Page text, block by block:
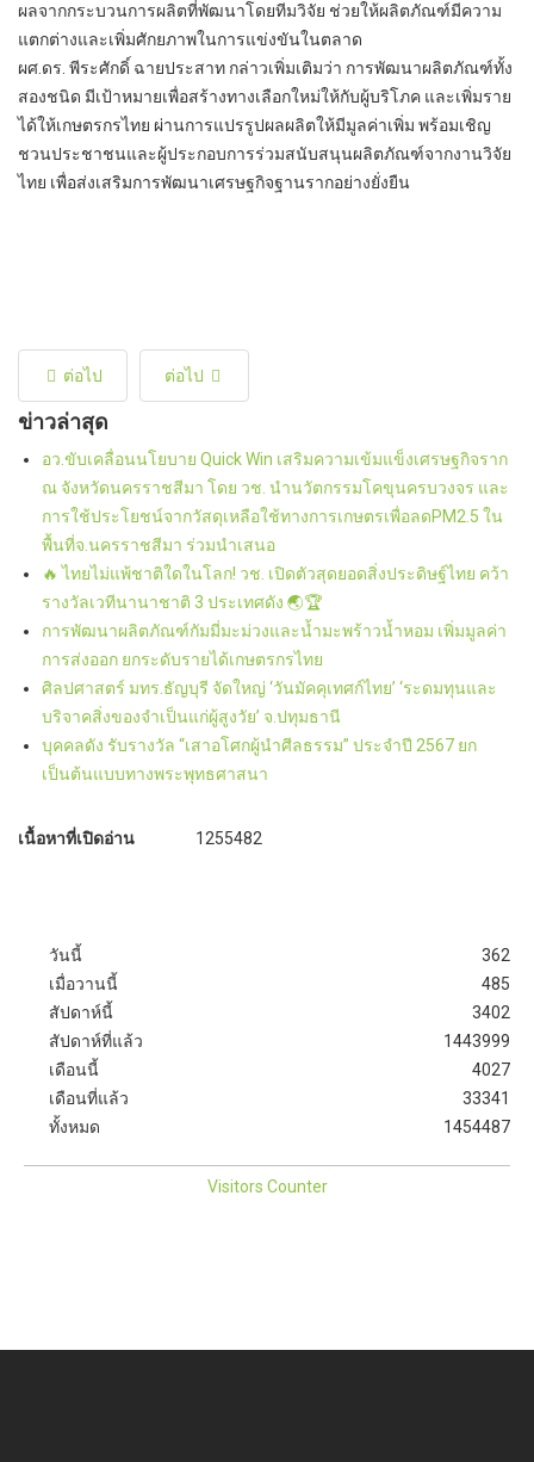
ผลจากกระบวนการผลิตที่พัฒนาโดยทีมวิจัย ช่วยให้ผลิตภัณฑ์มีความ
แตกต่างและเพิ่มศักยภาพในการแข่งขันในตลาด
ผศ.ดร. พีระศักดิ์ ฉายประสาท กล่าวเพิ่มเติมว่า การพัฒนาผลิตภัณฑ์ทั้ง
สองชนิด มีเป้าหมายเพื่อสร้างทางเลือกใหม่ให้กับผู้บริโภค และเพิ่มราย
ได้ให้เกษตรกรไทย ผ่านการแปรรูปผลผลิตให้มีมูลค่าเพิ่ม พร้อมเชิญ
ชวนประชาชนและผู้ประกอบการร่วมสนับสนุนผลิตภัณฑ์จากงานวิจัย
ไทย เพื่อส่งเสริมการพัฒนาเศรษฐกิจฐานรากอย่างยั่งยืน
ต่อไป ต่อไป
ข่าวล่าสุด
อว.ขับเคลื่อนนโยบาย Quick Win เสริมความเข้มแข็งเศรษฐกิจราก
ณ จังหวัดนครราชสีมา โดย วช. นำนวัตกรรมโคขุนครบวงจร และ
การใช้ประโยชน์จากวัสดุเหลือใช้ทางการเกษตรเพื่อลดPM2.5 ใน
พื้นที่จ.นครราชสีมา ร่วมนำเสนอ
🔥 ไทยไม่แพ้ชาติใดในโลก! วช. เปิดตัวสุดยอดสิ่งประดิษฐ์ไทย คว้า
รางวัลเวทีนานาชาติ 3 ประเทศดัง 🌏🏆
การพัฒนาผลิตภัณฑ์กัมมี่มะม่วงและน้ำมะพร้าวน้ำหอม เพิ่มมูลค่า
การส่งออก ยกระดับรายได้เกษตรกรไทย
ศิลปศาสตร์ มทร.ธัญบุรี จัดใหญ่ ‘วันมัคคุเทศก์ไทย’ ‘ระดมทุนและ
บริจาคสิ่งของจำเป็นแก่ผู้สูงวัย’ จ.ปทุมธานี
บุคคลดัง รับรางวัล “เสาอโศกผู้นำศีลธรรม” ประจำปี 2567 ยก
เป็นต้นแบบทางพระพุทธศาสนา
เนื้อหาที่เปิดอ่าน 1255482
วันนี้
เมื่อวานนี้
สัปดาห์นี้
สัปดาห์ที่แล้ว
เดือนนี้
เดือนที่แล้ว
ทั้งหมด
362
485
3402
1443999
4027
33341
1454487
Visitors Counter